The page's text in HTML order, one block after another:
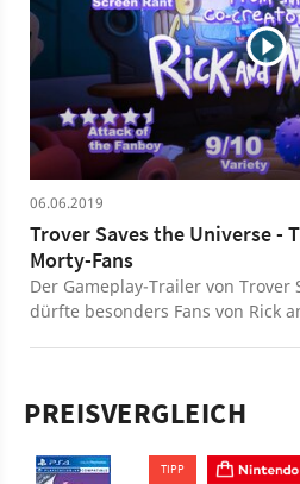
06.06.2019
Trover Saves the Universe -
Morty-Fans
Der Gameplay-Trailer von Trover
dürfte besonders Fans von Rick
Mitschöpfers von Rick and
Comedy pur!
PREISVERGLEICH
TIPP